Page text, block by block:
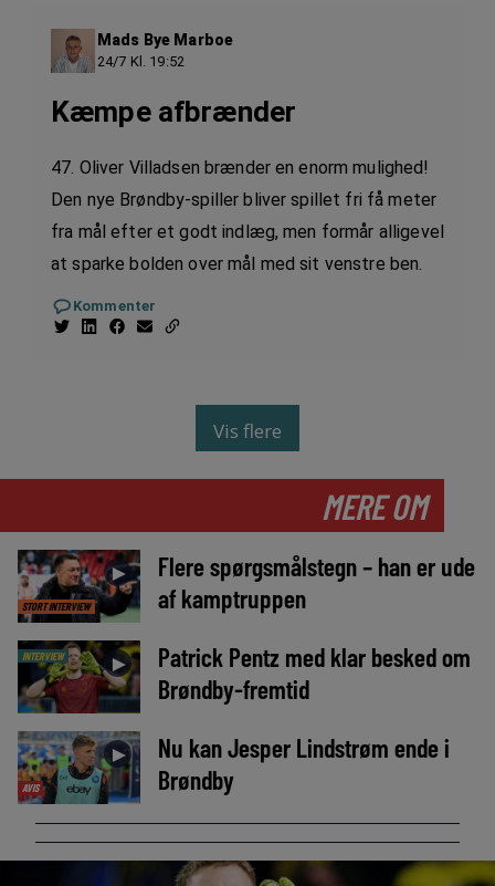
24/7 Kl. 19:52
Mads Bye Marboe
Kæmpe afbrænder
47. Oliver Villadsen brænder en enorm mulighed!
Den nye Brøndby-spiller bliver spillet fri få meter
fra mål efter et godt indlæg, men formår alligevel
at sparke bolden over mål med sit venstre ben.
Kommenter
Vis flere
MERE OM
STORT INTERVIEW
►
Flere spørgsmålstegn – han er ude
af kamptruppen
INTERVIEW ►
Patrick Pentz med klar besked om
Brøndby-fremtid
AVIS
►
Nu kan Jesper Lindstrøm ende i
Brøndby